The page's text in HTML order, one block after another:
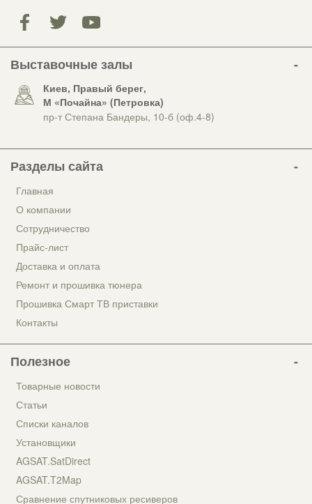
Выставочные залы
Киев, Правый берег,
М «Почайна» (Петровка)
пр-т Степана Бандеры, 10-б (оф.4-8)
Разделы сайта
Главная
О компании
Сотрудничество
Прайс-лист
Доставка и оплата
Ремонт и прошивка тюнера
Прошивка Смарт ТВ приставки
Контакты
Полезное
Товарные новости
Статьи
Списки каналов
Установщики
AGSAT.SatDirect
AGSAT.T2Map
Сравнение спутниковых ресиверов